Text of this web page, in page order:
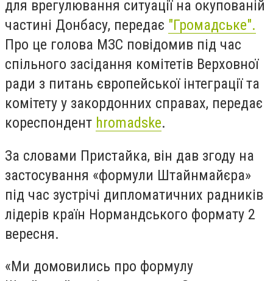
для врегулювання ситуації на окупованій
частині Донбасу, передає "Громадське".
Про це голова МЗС повідомив під час
спільного засідання комітетів Верховної
ради з питань європейської інтеграції та
комітету у закордонних справах, передає
кореспондент hromadske.
За словами Пристайка, він дав згоду на
застосування «формули Штайнмайєра»
під час зустрічі дипломатичних радників
лідерів країн Нормандського формату 2
вересня.
«Ми домовились про формулу